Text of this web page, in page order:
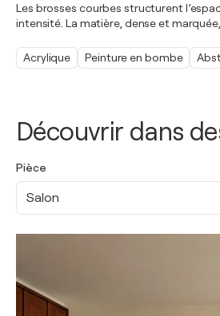
Découvrir dans
Pièce
Salon
Les brosses courbes structurent
intensité. La matière, dense et
Acrylique Peinture en bombe